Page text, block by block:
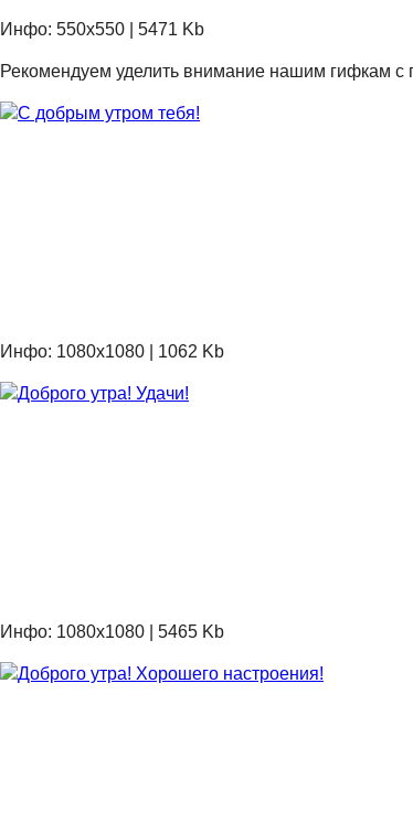
Инфо: 550х550 | 5471 Kb
Рекомендуем уделить внимание нашим гифкам с
Инфо: 1080х1080 | 1062 Kb
Инфо: 1080х1080 | 5465 Kb